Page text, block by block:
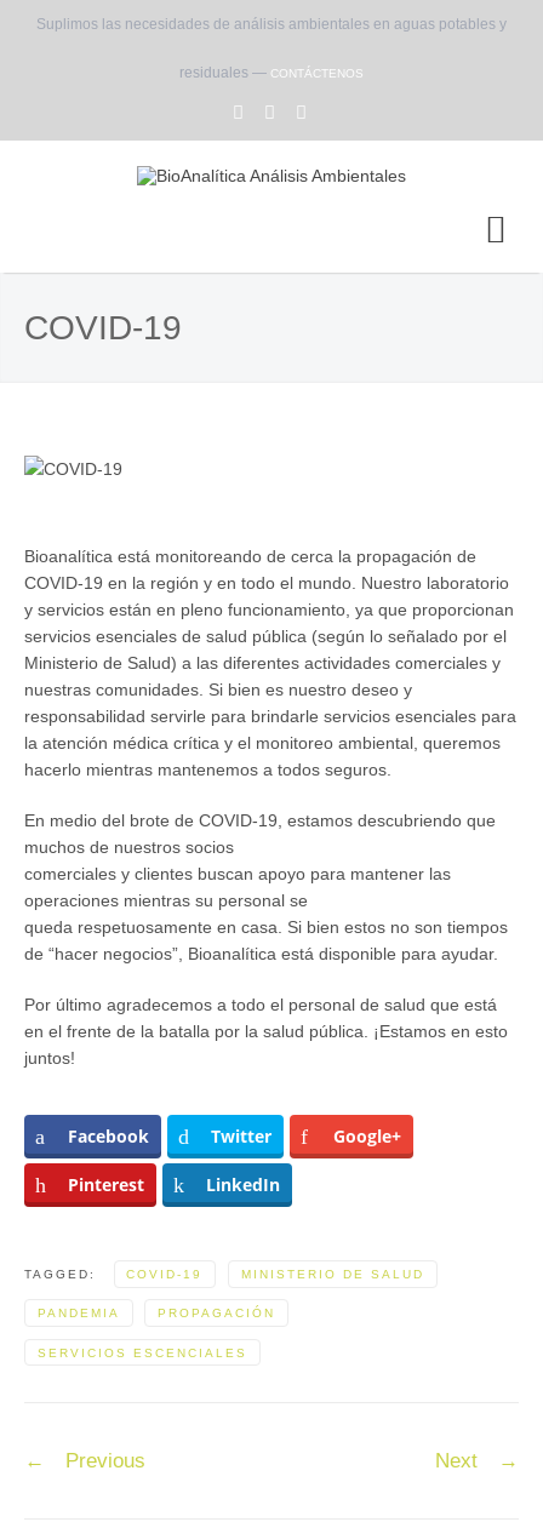
Suplimos las necesidades de análisis ambientales en aguas potables y
residuales — CONTÁCTENOS
COVID-19
Bioanalítica está monitoreando de cerca la propagación de
COVID-19 en la región y en todo el mundo. Nuestro laboratorio
y servicios están en pleno funcionamiento, ya que proporcionan
servicios esenciales de salud pública (según lo señalado por el
Ministerio de Salud) a las diferentes actividades comerciales y
nuestras comunidades. Si bien es nuestro deseo y
responsabilidad servirle para brindarle servicios esenciales para
la atención médica crítica y el monitoreo ambiental, queremos
hacerlo mientras mantenemos a todos seguros.
En medio del brote de COVID-19, estamos descubriendo que
muchos de nuestros socios
comerciales y clientes buscan apoyo para mantener las
operaciones mientras su personal se
queda respetuosamente en casa. Si bien estos no son tiempos
de “hacer negocios”, Bioanalítica está disponible para ayudar.
Por último agradecemos a todo el personal de salud que está
en el frente de la batalla por la salud pública. ¡Estamos en esto
juntos!
Facebook Twitter Google+
Pinterest LinkedIn
TAGGED: COVID-19 MINISTERIO DE SALUD
PANDEMIA PROPAGACIÓN
SERVICIOS ESCENCIALES
navigation
← Previous Next →